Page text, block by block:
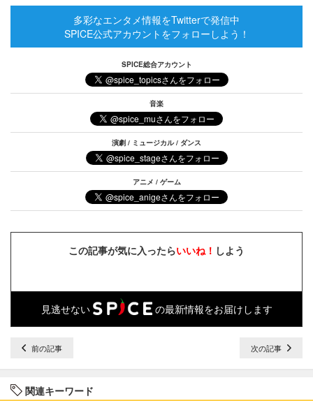
多彩なエンタメ情報をTwitterで発信中
SPICE公式アカウントをフォローしよう！
SPICE総合アカウント
音楽
演劇 / ミュージカル / ダンス
アニメ / ゲーム
この記事が気に入ったらいいね！ しよう
見逃せない の最新情報をお届けします
前の記事 次の記事
関連キーワード